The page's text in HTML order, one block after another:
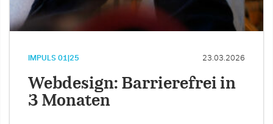
IMPULS 01|25 23.03.2026
Webdesign: Barrierefrei in
3 Monaten